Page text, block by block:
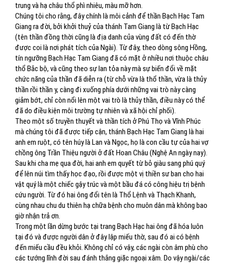
trung và hạ châu thổ phì nhiêu, màu mỡ hơn.
Chúng tôi cho rằng, đây chính là môi cảnh để thần Bạch Hạc Tam
Giang ra đời, bởi khởi thuỷ của thánh Tam Giang là từ Bạch Hạc
(tên thần đồng thời cũng là địa danh của vùng đất có đến thờ
được coi là nơi phát tích của Ngài). Từ đây, theo dòng sông Hồng,
tín ngưỡng Bạch Hạc Tam Giang đã có mặt ở nhiều nơi thuộc châu
thổ Bắc bộ, và cũng theo sự lan tỏa này mà sự biến đổi về mặt
chức năng của thần đã diễn ra (từ chỗ vừa là thổ thần, vừa là thủy
thần rồi thần y, càng đi xuống phía dưới những vai trò này càng
giảm bớt, chỉ còn nổi lên một vai trò là thủy thần, điều này có thể
đã do điều kiện môi trường tự nhiên và xã hội chỉ phối).
Theo một số truyền thuyết và thần tích ở Phú Thọ và Vĩnh Phúc
mà chúng tôi đã được tiếp cận, thánh Bạch Hạc Tam Giang là hai
anh em ruột, có tên húy là Lan và Ngọc, họ là con cầu tự của hai vợ
chồng ông Trần Thiệu người ở đất Hoan Châu (Nghệ An ngày nay).
Sau khi cha mẹ qua đời, hai anh em quyết từ bỏ giàu sang phú quý
để lên núi tìm thấy học đạo, rồi được một vị thiền sư ban cho hai
vật quý là một chiếc gậy trúc và một bầu đá có công hiệu trị bệnh
cứu người. Từ đó hai ông đổi tên là Thổ Lệnh và Thạch Khanh,
cùng nhau chu du thiên hạ chữa bệnh cho muôn dân mà không bao
giờ nhận trả ơn.
Trong một lần dừng bước tại trang Bạch Hạc hai ông đã hóa luôn
tại đó và được người dân ở đây lập miếu thờ, sau đó ai có bệnh
đến miếu cầu đều khỏi. Không chỉ có vậy, các ngài còn âm phù cho
các tướng lĩnh đời sau đánh thắng giặc ngoại xâm. Do vậy ngài/các